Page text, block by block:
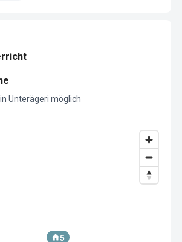
Unterägeri möglich
5